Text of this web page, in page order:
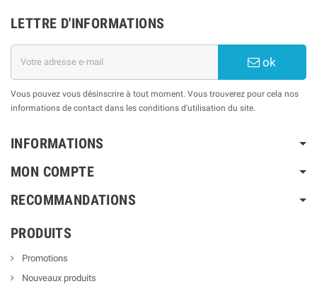
LETTRE D'INFORMATIONS
ok
Vous pouvez vous désinscrire à tout moment. Vous trouverez pour cela nos
informations de contact dans les conditions d'utilisation du site.
INFORMATIONS
MON COMPTE
RECOMMANDATIONS
PRODUITS
Promotions
Nouveaux produits